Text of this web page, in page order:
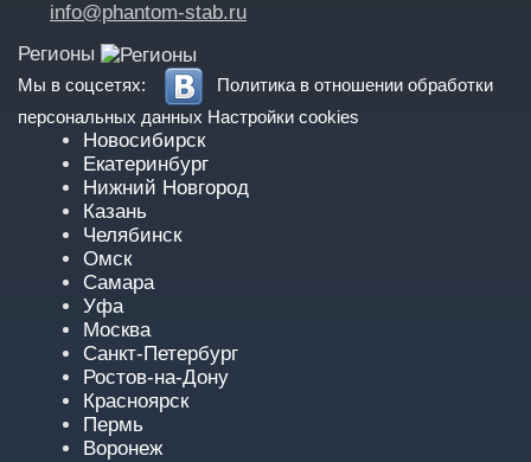
info@phantom-stab.ru
Регионы
Мы в соцсетях:
Политика в отношении обработки
персональных данных Настройки cookies
Новосибирск
Екатеринбург
Нижний Новгород
Казань
Челябинск
Омск
Самара
Уфа
Москва
Санкт-Петербург
Ростов-на-Дону
Красноярск
Пермь
Воронеж